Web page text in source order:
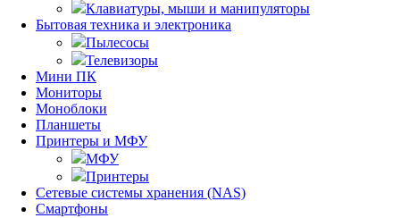
Клавиатуры, мыши и манипуляторы
Бытовая техника и электроника
Пылесосы
Телевизоры
Мини ПК
Мониторы
Моноблоки
Планшеты
Принтеры и МФУ
МФУ
Принтеры
Сетевые системы хранения (NAS)
Смартфоны